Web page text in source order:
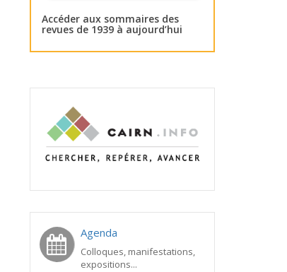
Accéder aux sommaires des
revues de 1939 à aujourd’hui
Agenda
Colloques, manifestations,
expositions...